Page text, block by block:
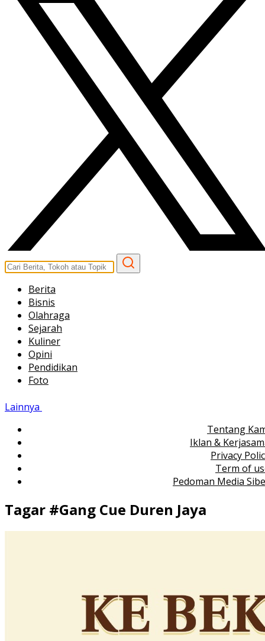
Berita
Bisnis
Olahraga
Sejarah
Kuliner
Opini
Pendidikan
Foto
Lainnya
Tentang
Iklan &
Privacy
Term of
Pedoman Media
Tagar #Gang Cue Duren Jaya